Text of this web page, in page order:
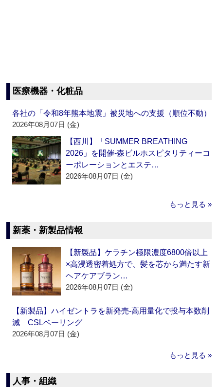
医療機器・化粧品
各社の「令和8年熊本地震」被災地への支援（順位不動）
2026年08月07日 (金)
【西川】「SUMMER BREATHING
2026」を開催‐森ビルホスピタリティーコ
ーポレーションとエステ…
2026年08月07日 (金)
もっと見る »
新薬・新製品情報
【新製品】ケラチン極限濃度6800倍以上
×高浸透密着処方で、髪を芯から満たす新
ヘアケアブラン…
2026年08月07日 (金)
【新製品】ハイゼントラを新発売‐高用量化で投与本数削
減 CSLベーリング
2026年08月07日 (金)
もっと見る »
人事・組織